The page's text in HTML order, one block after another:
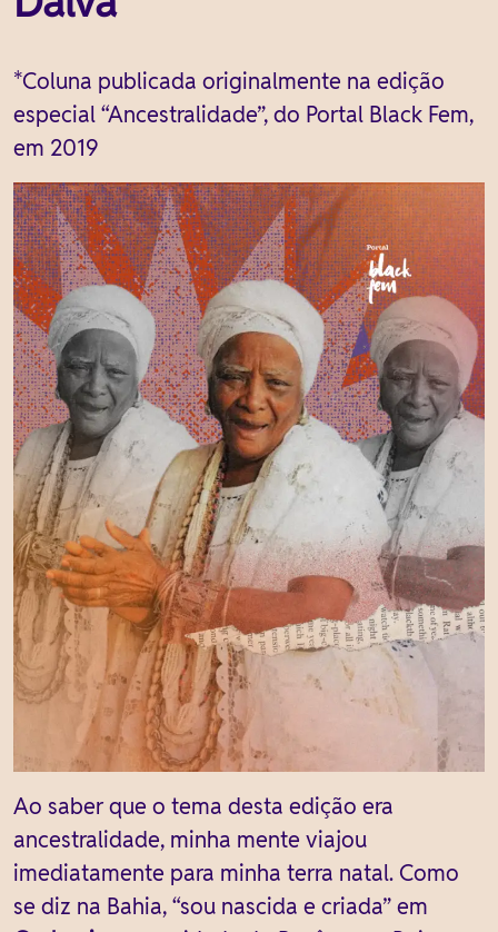
*Coluna publicada originalmente na edição
especial “Ancestralidade”, do Portal Black Fem,
em 2019
Ao saber que o tema desta edição era
ancestralidade, minha mente viajou
imediatamente para minha terra natal. Como
se diz na Bahia, “sou nascida e criada” em